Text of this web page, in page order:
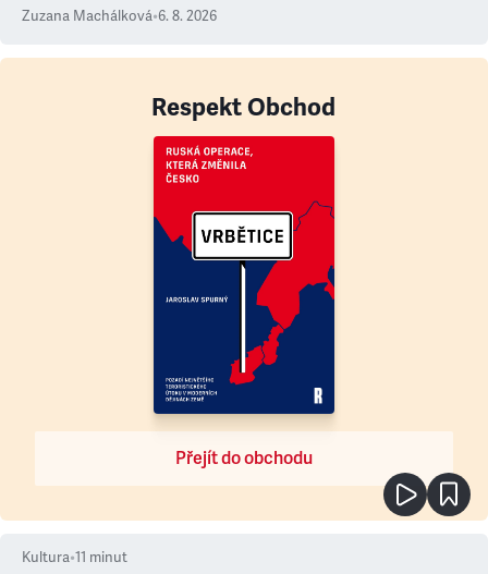
Zuzana Machálková•6. 8. 2026
Respekt Obchod
Přejít do obchodu
Kultura•11 minut